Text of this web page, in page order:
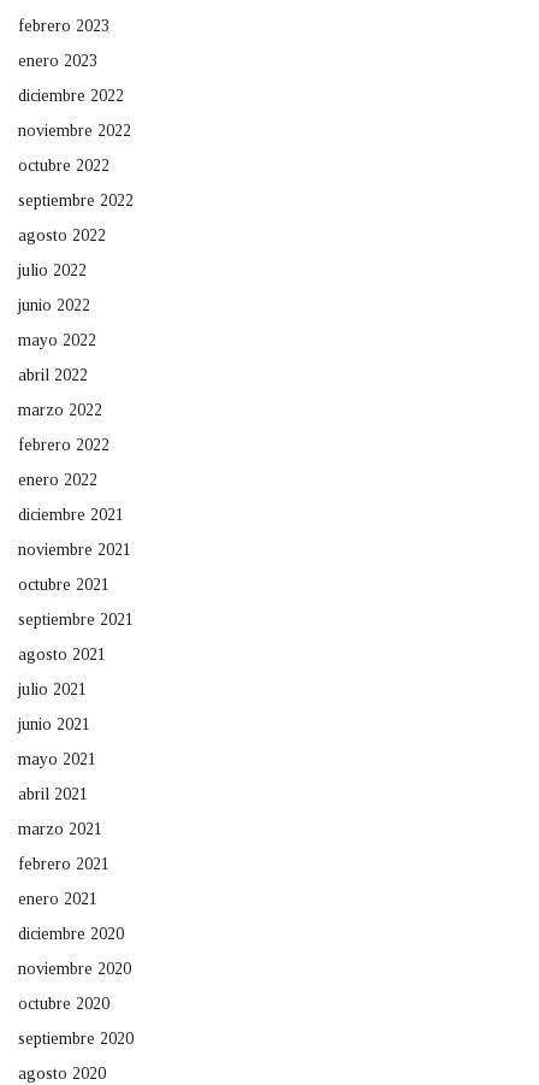
febrero 2023
enero 2023
diciembre 2022
noviembre 2022
octubre 2022
septiembre 2022
agosto 2022
julio 2022
junio 2022
mayo 2022
abril 2022
marzo 2022
febrero 2022
enero 2022
diciembre 2021
noviembre 2021
octubre 2021
septiembre 2021
agosto 2021
julio 2021
junio 2021
mayo 2021
abril 2021
marzo 2021
febrero 2021
enero 2021
diciembre 2020
noviembre 2020
octubre 2020
septiembre 2020
agosto 2020